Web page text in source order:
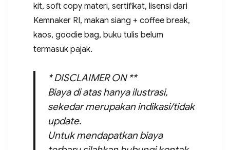
kit, soft copy materi, sertifikat, lisensi dari
Kemnaker RI, makan siang + coffee break,
kaos, goodie bag, buku tulis belum
termasuk pajak.
* DISCLAIMER ON **
Biaya di atas hanya ilustrasi,
sekedar merupakan indikasi/tidak
update.
Untuk mendapatkan biaya